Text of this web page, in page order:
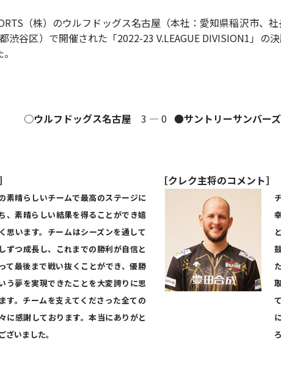
（株）のウルフドッグス名古屋（本社：愛知県稲沢市、
渋谷区）で開催された「2022-23 V.LEAGUE DIVISION1」の
○ウルフドッグス名古屋 3 ― 0 ●サントリーサンバーズ
素晴らしいチームで最高のステージに
、素晴らしい結果を得ることができ嬉
思います。チームはシーズンを通して
ずつ成長し、これまでの勝利が自信と
て最後まで戦い抜くことができ、優勝
う夢を実現できたことを大変誇りに思
す。チームを支えてくださった全ての
に感謝しております。本当にありがと
ざいました。
［クレク主将のコメント］